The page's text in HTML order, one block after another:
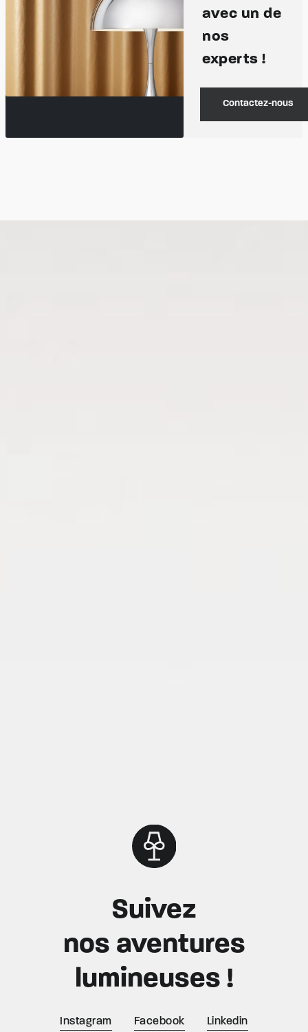
avec un de
nos
experts !
Contactez-nous
Suivez
nos aventures
lumineuses !
Instagram Facebook Linkedin